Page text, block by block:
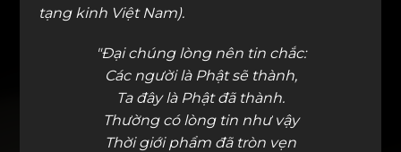
tạng kinh Việt Nam).
"Đại chúng lòng nên tin chắc:
Các người là Phật sẽ thành,
Ta đây là Phật đã thành.
Thường có lòng tin như vậy
Thời giới phẩm đã tròn vẹn